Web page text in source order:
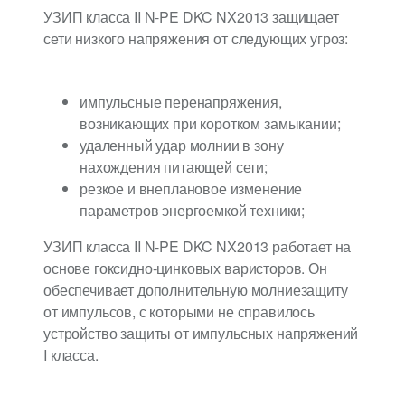
УЗИП класса II N-PE DKC NX2013 защищает
сети низкого напряжения от следующих угроз:
импульсные перенапряжения,
возникающих при коротком замыкании;
удаленный удар молнии в зону
нахождения питающей сети;
резкое и внеплановое изменение
параметров энергоемкой техники;
УЗИП класса II N-PE DKC NX2013 работает на
основе гоксидно-цинковых варисторов. Он
обеспечивает дополнительную молниезащиту
от импульсов, с которыми не справилось
устройство защиты от импульсных напряжений
I класса.